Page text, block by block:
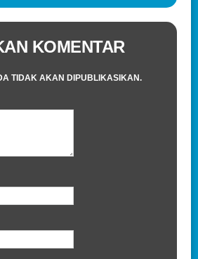
KOMENTAR
TIDAK AKAN DIPUBLIKASIKAN.